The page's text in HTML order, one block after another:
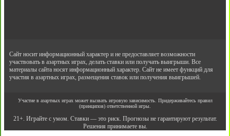
Сайт носит информационный характер и не предоставляет возможности
участвовать в азартных играх, делать ставки или получать выигрыши. Все
материалы сайта носят информационный характер. Сайт не имеет функций для
участия в азартных играх, размещения ставок или получения выигрышей.
Участие в азартных играх может вызвать игровую зависимость. Придерживайтесь правил
(принципов) ответственной игры.
21+. Играйте с умом. Ставки — это риск. Прогнозы не гарантируют результат.
Решения принимаете вы.